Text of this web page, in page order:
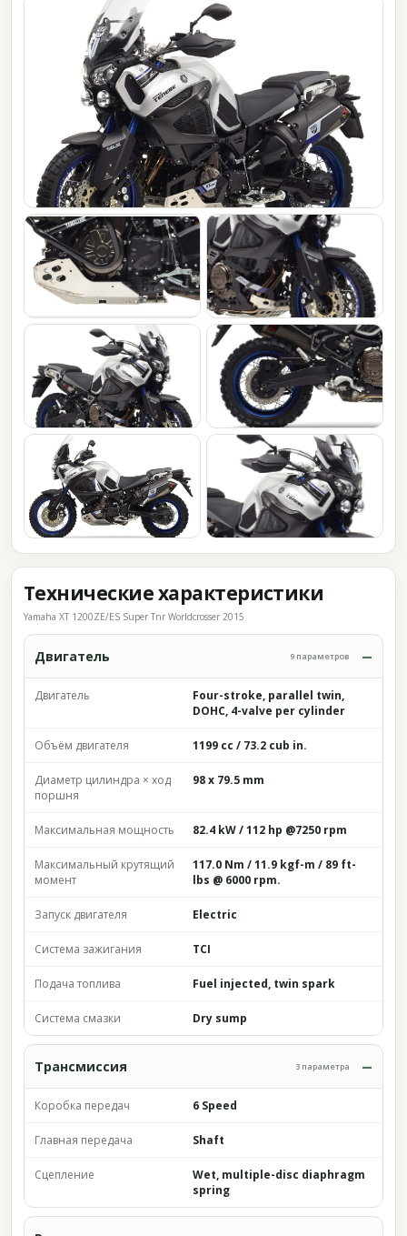
Технические характеристики
Yamaha XT 1200ZE/ES Super Tnr Worldcrosser 2015
Двигатель 9 параметров
Двигатель
Four-stroke, parallel twin,
DOHC, 4-valve per cylinder
Объём двигателя 1199 cc / 73.2 cub in.
Диаметр цилиндра × ход
поршня
98 x 79.5 mm
Максимальная мощность 82.4 kW / 112 hp @7250 rpm
Максимальный крутящий
момент
117.0 Nm / 11.9 kgf-m / 89 ft-
lbs @ 6000 rpm.
Запуск двигателя Electric
Система зажигания TCI
Подача топлива Fuel injected, twin spark
Система смазки Dry sump
Трансмиссия 3 параметра
Коробка передач 6 Speed
Главная передача Shaft
Сцепление
Wet, multiple-disc diaphragm
spring